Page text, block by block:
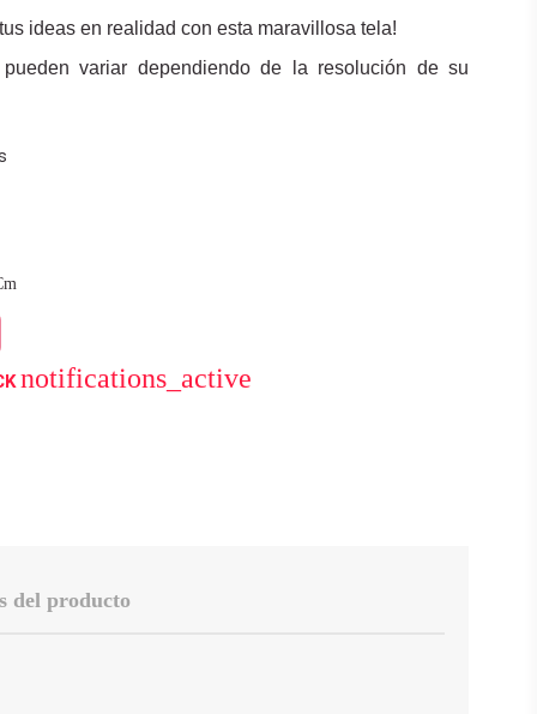
ideas en realidad con esta maravillosa tela!
variar dependiendo de la resolución de su
notifications_active
del producto